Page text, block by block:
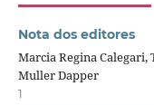
Nota dos editores
Marcia Regina Calegari,
Muller Dapper
1